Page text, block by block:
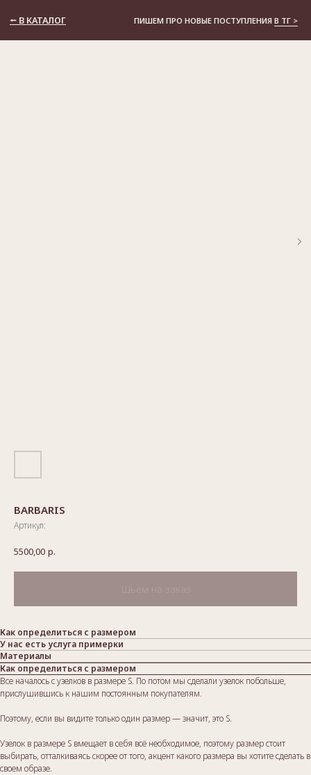
BARBARIS
Артикул:
5500,00 р.
Как определиться с размером
У нас есть услуга примерки
Материалы
Как определиться с размером
Все началось с узелков в размере S. По потом мы сделали узелок побольше,
прислушившись к нашим постоянным покупателям.
Поэтому, если вы видите только один размер — значит, это S.
Узелок в размере S вмещает в себя всё необходимое, поэтому размер стоит
выбирать, отталкиваясь скорее от того, акцент какого размера вы хотите сделать в
своем образе.